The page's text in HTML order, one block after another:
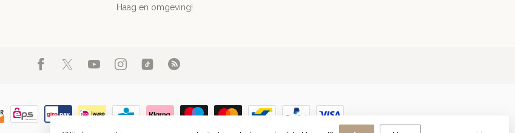
Haag en omgeving!